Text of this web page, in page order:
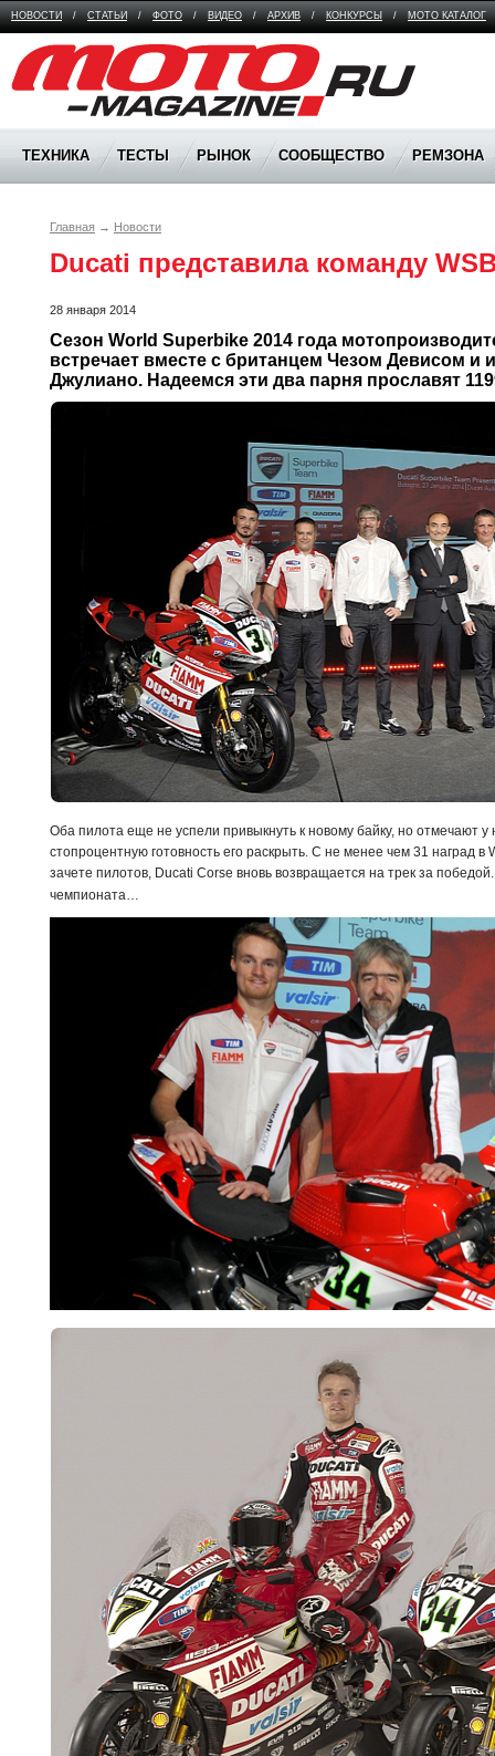
НОВОСТИ / СТАТЬИ / ФОТО / ВИДЕО / АРХИВ / КОНКУРСЫ / МОТО КАТАЛОГ
Moto Magazine
ТЕХНИКА ТЕСТЫ РЫНОК СООБЩЕСТВО РЕМЗОНА
Главная → Новости
Ducati представила команду
28 января 2014
Сезон World Superbike 2014 года
встречает вместе с британцем Чезом Девисом и
Джулиано. Надеемся эти два парня прославят
Оба пилота еще не успели привыкнуть к новому байку, но отмечают
стопроцентную готовность его раскрыть. С не менее чем 31 наград в
зачете пилотов, Ducati Corse вновь возвращается на трек за
чемпионата…